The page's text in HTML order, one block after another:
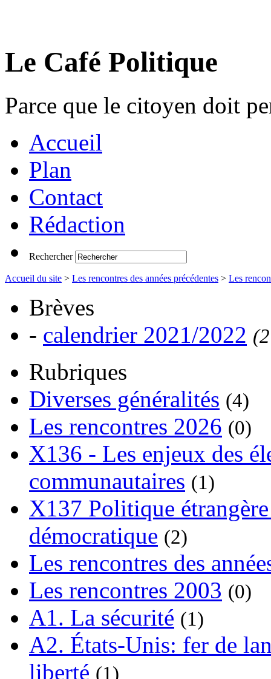
Le Café Politique
Parce que le citoyen doit
Accueil
Plan
Contact
Rédaction
Rechercher
Accueil du site > Les rencontres des années précédentes > Les
Brèves
- calendrier 2021/2022
Rubriques
Diverses généralités (4)
Les rencontres 2026 (0)
X136 - Les enjeux des
communautaires (1)
X137 Politique
démocratique (2)
Les rencontres des
Les rencontres 2003 (0)
A1. La sécurité (1)
A2. États-Unis: fer de
liberté (1)